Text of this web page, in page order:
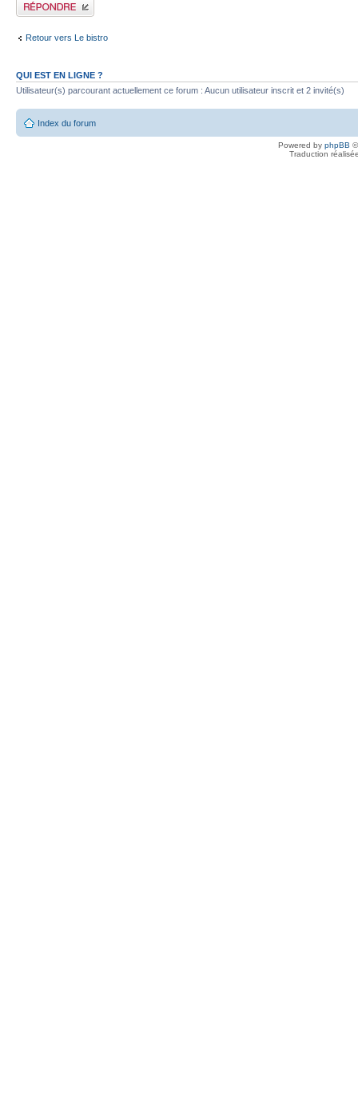
Retour vers Le bistro
QUI EST EN LIGNE ?
Utilisateur(s) parcourant actuellement ce forum : Aucun utilisateur inscrit et 2 invité(s)
Index du forum
Powered by phpBB
Traduction